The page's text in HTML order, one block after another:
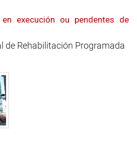
execución ou pendentes de
de Rehabilitación Programada